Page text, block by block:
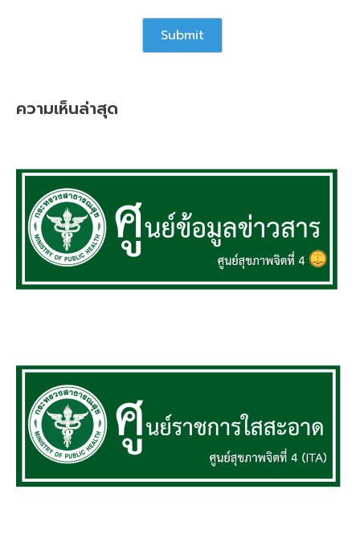
ความเห็นล่าสุด